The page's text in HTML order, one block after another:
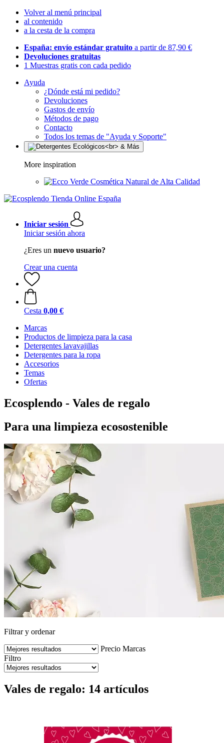
Volver al menú principal
al contenido
a la cesta de la compra
España: envío estándar gratuito a partir de 87,90 €
Devoluciones gratuitas
1 Muestras gratis con cada pedido
Ayuda
¿Dónde está mi pedido?
Devoluciones
Gastos de envío
Métodos de pago
Contacto
Todos los temas de "Ayuda y Soporte"
More inspiration
Cosmética Natural de Alta Calidad
Iniciar sesión
Iniciar sesión ahora
¿Eres un nuevo usuario?
Crear una cuenta
Cesta 0,00 €
Marcas
Productos de limpieza para la casa
Detergentes lavavajillas
Detergentes para la ropa
Accesorios
Temas
Ofertas
Ecosplendo - Vales de regalo
Para una limpieza ecosostenible
Filtrar y ordenar
Precio Marcas
Filtro
Vales de regalo: 14 artículos